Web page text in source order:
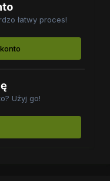
łatwy proces!
Użyj go!